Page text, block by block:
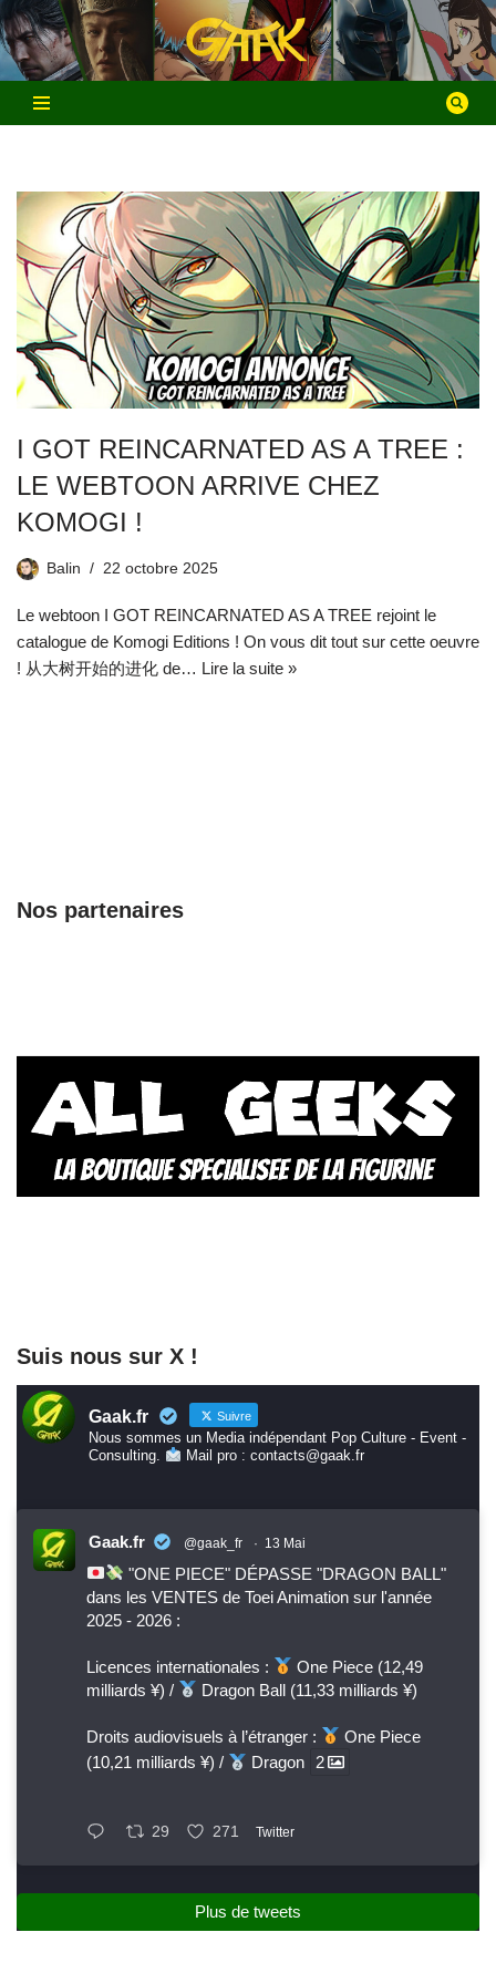
Aller
au
contenu
I GOT REINCARNATED AS A TREE :
LE WEBTOON ARRIVE CHEZ
KOMOGI !
Balin 22 octobre 2025
Le webtoon I GOT REINCARNATED AS A TREE rejoint le
catalogue de Komogi Editions ! On vous dit tout sur cette oeuvre
! 从大树开始的进化 de… Lire la suite »
Nos partenaires
Suis nous sur X !
Gaak.fr Suivre
Nous sommes un Media indépendant Pop Culture - Event -
Consulting.
Mail pro : contacts@gaak.fr
Gaak.fr @gaak_fr · 13 Mai
"ONE PIECE" DÉPASSE "DRAGON BALL"
dans les VENTES de Toei Animation sur l'année
2025 - 2026 :
Licences internationales :
One Piece (12,49
milliards ¥) /
Dragon Ball (11,33 milliards ¥)
Droits audiovisuels à l’étranger :
One Piece
(10,21 milliards ¥) /
Dragon 2
29 271 Twitter
Plus de tweets